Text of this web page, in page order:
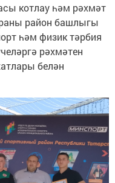
котлау һәм рәхмәт
район башлыгы
һәм физик тәрбия
рәхмәтен
белән